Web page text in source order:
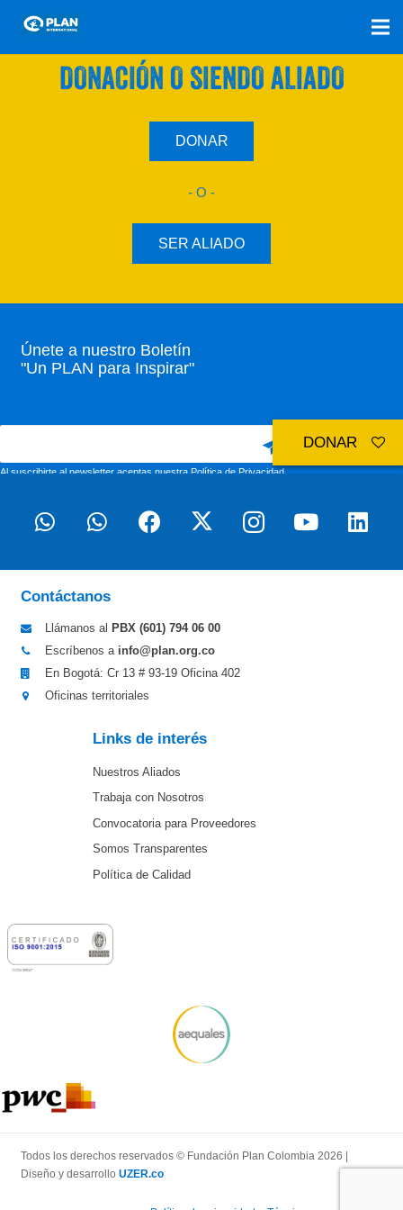
SÚMATE A NUESTRO PLAN CON UNA
DONACIÓN O SIENDO ALIADO
DONAR
- O -
SER ALIADO
Únete a nuestro Boletín
"Un PLAN para Inspirar"
Al suscribirte al newsletter aceptas nuestraPolítica de Privacidad
Contáctanos
Llámanos al PBX (601) 794 06 00
Escríbenos a info@plan.org.co
En Bogotá: Cr 13 # 93-19 Oficina 402
Oficinas territoriales
Links de interés
Nuestros Aliados
Trabaja con Nosotros
Convocatoria para Proveedores
Somos Transparentes
Política de Calidad
Todos los derechos reservados © Fundación Plan Colombia 2026 |
Diseño y desarrollo UZER.co
DONAR